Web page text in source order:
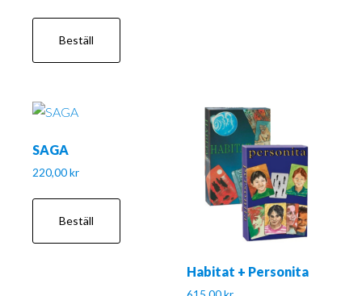
Beställ
SAGA
220,00kr
Beställ
Habitat + Personita